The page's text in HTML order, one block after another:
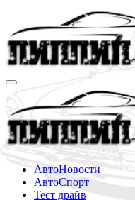
содержимому
АвтоНовости
АвтоСпорт
Тест драйв